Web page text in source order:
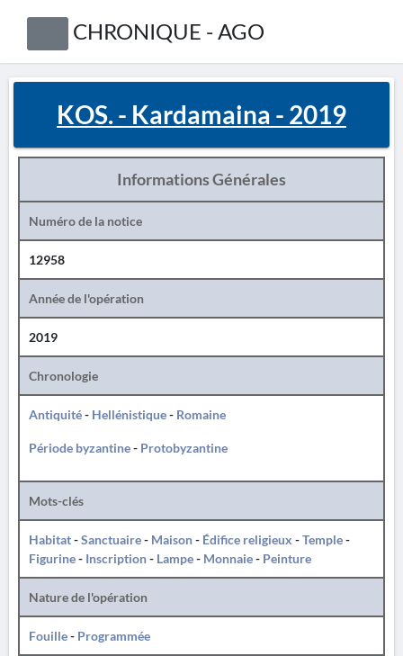
CHRONIQUE - AGO
KOS. - Kardamaina - 2019
Informations Générales
Numéro de la notice
12958
Année de l'opération
2019
Chronologie
Antiquité- Hellénistique- Romaine
Période byzantine- Protobyzantine
Mots-clés
Habitat-Sanctuaire- Maison- Édifice religieux -Temple-
Figurine- Inscription- Lampe- Monnaie- Peinture
Nature de l'opération
Fouille- Programmée